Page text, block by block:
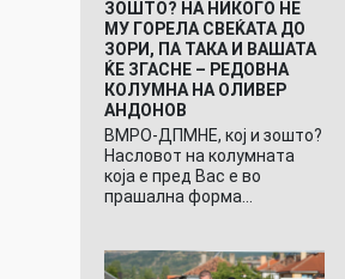
ЗОШТО? НА НИКОГО НЕ
МУ ГОРЕЛА СВЕЌАТА ДО
ЗОРИ, ПА ТАКА И ВАШАТА
ЌЕ ЗГАСНЕ – РЕДОВНА
КОЛУМНА НА ОЛИВЕР
АНДОНОВ
ВМРО-ДПМНЕ, кој и зошто?
Насловот на колумната
која е пред Вас е во
прашална форма…